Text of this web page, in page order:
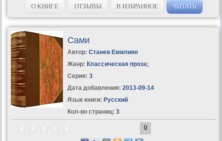
О КНИГЕ ОТЗЫВЫ В ИЗБРАННОЕ ЧИТАТЬ
Сами
Автор: Станев Емилиян
Жанр: Классическая проза;
Серия: 3
Дата добавления: 2013-09-14
Язык книги: Русский
Кол-во страниц: 3
0